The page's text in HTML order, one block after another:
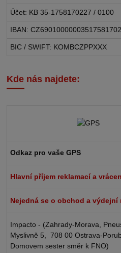
Účet: KB 35-1758170227 / 0100
IBAN:
BIC / SWIFT: KOMBCZPPXXX
Kde nás najdete:
Odkaz pro vaše GPS
Hlavní příjem reklamací a
Nejedná se o obchod a výdejní
Impacto - (Zahrady-Morava,
Myslivně 5, 708 00 Ostrava-
Domovem sester směr k FNO)